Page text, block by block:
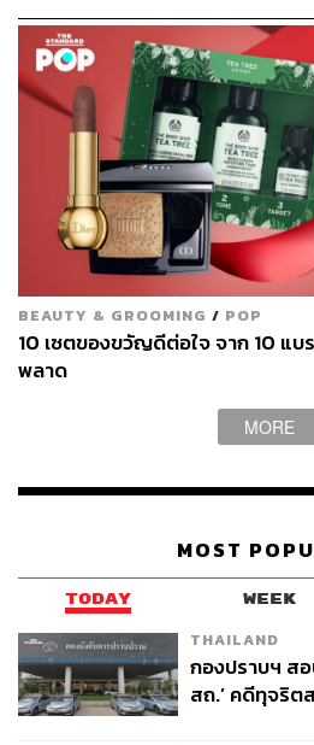
4. Etude House Air Mousse Eyes
เนื้อ Metal, Shimmer และ Matte
สัมผัสใหม่ที่ผสานข้อดีของอายแชโ
การที่ผลิตภัณฑ์ออกแบบมาให้ใช้งา
ผลิตภัณฑ์กลายเป็นผง ก็ยังใช้ต่อได้!
ใหม่ที่ไม่ต้องกลัวเสียดายถ้าจะตกแ
มาทาเปลือกตา ก็ได้สีสันที่สวยเป๊ะเห
ภาพ:Courtesy of ETUDE HOUSE
พิสูจน์อักษร:ภาวิกา ขันติศรีสกุล
BEAUTY & GROOMING / POP
10 เซตของขวัญดีต่อใจ จาก 10 แ
พลาด
MORE
MOST
TODAY WEEK
THAILAND
กองปราบฯ ส
สถ.’ คดีทุจริต